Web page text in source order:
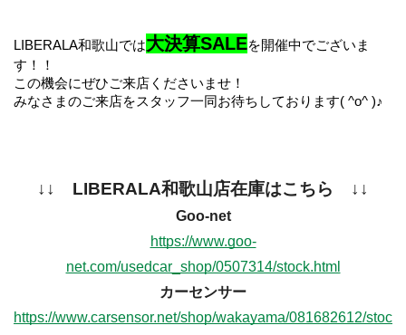
LIBERALA和歌山では大決算SALEを開催中でございま
す！！
この機会にぜひご来店くださいませ！
みなさまのご来店をスタッフ一同お待ちしております( ^o^ )♪
↓↓　LIBERALA和歌山店在庫はこちら　↓↓
Goo-net
https://www.goo-
net.com/usedcar_shop/0507314/stock.html
カーセンサー
https://www.carsensor.net/shop/wakayama/081682612/stoc